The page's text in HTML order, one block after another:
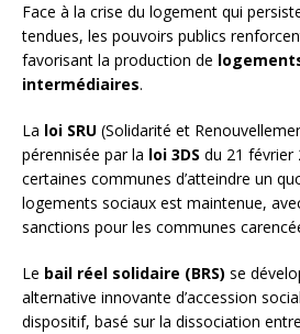
Face à la crise du logement qui
tendues, les pouvoirs publics
favorisant la production de
intermédiaires.
La loi SRU (Solidarité et
pérennisée par la loi 3DS du 21 février
certaines communes d’atteindre un
logements sociaux est maintenue,
sanctions pour les communes
Le bail réel solidaire (BRS) se
alternative innovante d’accession
dispositif, basé sur la dissociation